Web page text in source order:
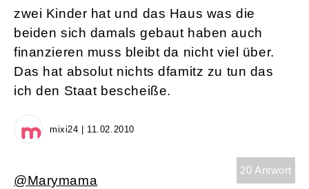
zwei Kinder hat und das Haus was die
beiden sich damals gebaut haben auch
finanzieren muss bleibt da nicht viel über.
Das hat absolut nichts dfamitz zu tun das
ich den Staat bescheiße.
mixi24 | 11.02.2010
20 Antwort
@Marymama